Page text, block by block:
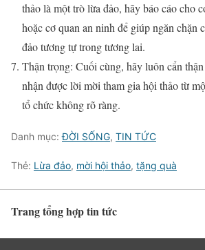
thảo là một trò lừa đảo, hãy báo cáo cho
hoặc cơ quan an ninh để giúp ngăn chặn
đảo tương tự trong tương lai.
Thận trọng: Cuối cùng, hãy luôn cẩn
nhận được lời mời tham gia hội thảo từ
tổ chức không rõ ràng.
Danh mục:ĐỜI SỐNG, TIN TỨC
Thẻ: Lừa đảo, mời hội thảo, tặng quà
Trang tổng hợp tin tức